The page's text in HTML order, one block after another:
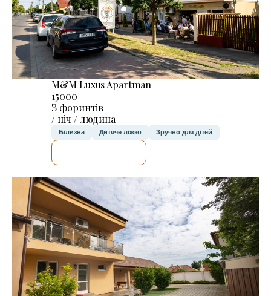
M&M Luxus Apartman
15000
З форинтів
/ ніч / людина
Білизна Дитяче ліжко Зручно для дітей